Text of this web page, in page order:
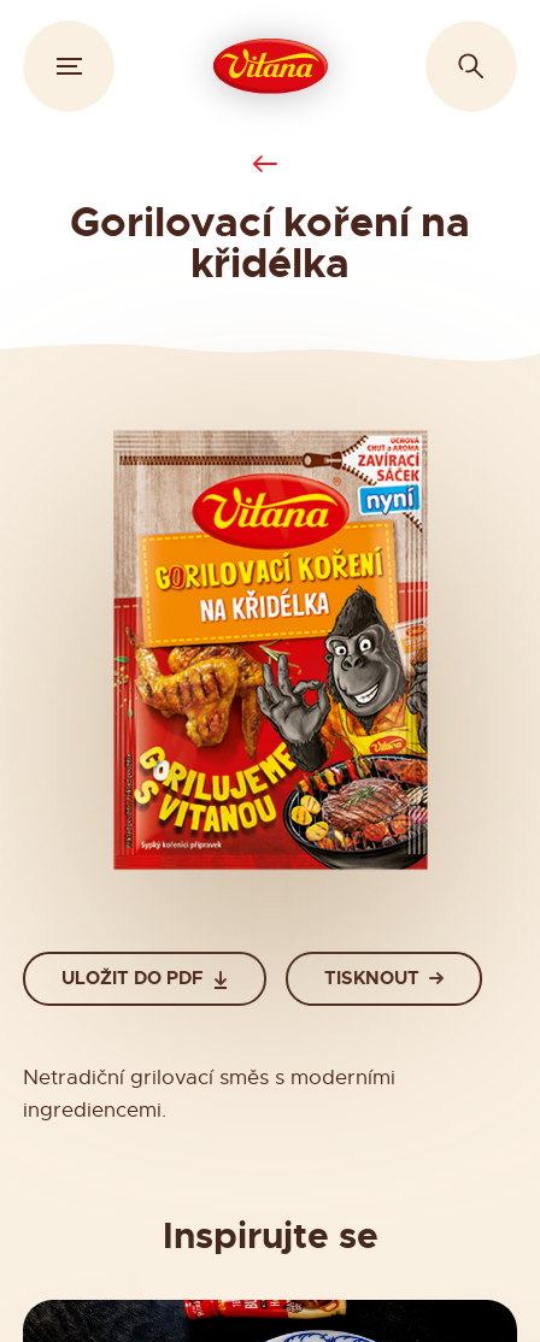
Gorilovací koření na
křidélka
ULOŽIT DO PDF TISKNOUT
Netradiční grilovací směs s moderními
ingrediencemi.
Inspirujte se